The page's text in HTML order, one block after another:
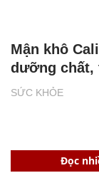
SỨC KHỎE
Mận khô
dưỡng chất,
Đọc